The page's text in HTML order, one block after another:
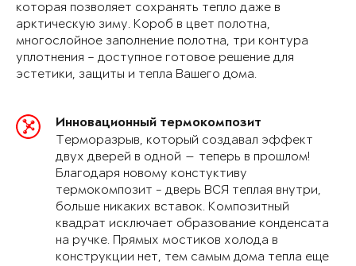
которая позволяет сохранять тепло даже в
арктическую зиму. Короб в цвет полотна,
многослойное заполнение полотна, три контура
уплотнения – доступное готовое решение для
эстетики, защиты и тепла Вашего дома.
Инновационный термокомпозит
Терморазрыв, который создавал эффект
двух дверей в одной — теперь в прошлом!
Благодаря новому констуктиву
термокомпозит - дверь ВСЯ теплая внутри,
больше никаких вставок. Композитный
квадрат исключает образование конденсата
на ручке. Прямых мостиков холода в
конструкции нет, тем самым дома тепла еще